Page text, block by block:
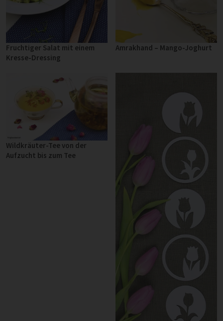
Fruchtiger Salat mit einem
Kresse-Dressing
Amrakhand – Mango-Joghurt
Wildkräuter-Tee von der
Aufzucht bis zum Tee